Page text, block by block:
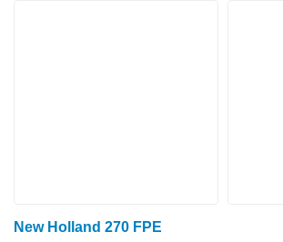
New Holland 270 FPE